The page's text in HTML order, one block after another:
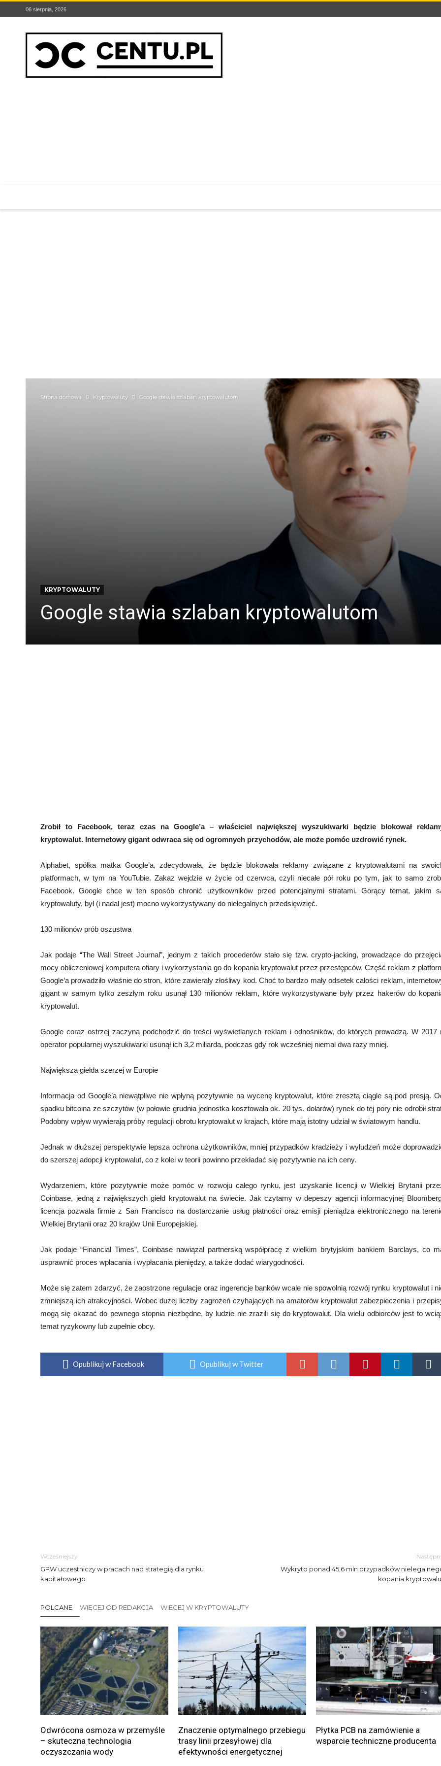
06 sierpnia, 2026
Strona domowa Kryptowaluty Google stawia szlaban kryptowalutom
KRYPTOWALUTY
Google stawia szlaban kryptowalutom
Zrobił to Facebook, teraz czas na Google’a – właściciel największej wyszukiwarki będzie blokował
kryptowalut. Internetowy gigant odwraca się od ogromnych przychodów, ale może pomóc uzdrowić rynek.
Alphabet, spółka matka Google’a, zdecydowała, że będzie blokowała reklamy związane z kryptowalutami na
platformach, w tym na YouTubie. Zakaz wejdzie w życie od czerwca, czyli niecałe pół roku po tym, jak to samo
Facebook. Google chce w ten sposób chronić użytkowników przed potencjalnymi stratami. Gorący temat, jakim
kryptowaluty, był (i nadal jest) mocno wykorzystywany do nielegalnych przedsięwzięć.
130 milionów prób oszustwa
Jak podaje “The Wall Street Journal”, jednym z takich procederów stało się tzw. crypto-jacking, prowadzące do
mocy obliczeniowej komputera ofiary i wykorzystania go do kopania kryptowalut przez przestępców. Część reklam z
Google’a prowadziło właśnie do stron, które zawierały złośliwy kod. Choć to bardzo mały odsetek całości reklam,
gigant w samym tylko zeszłym roku usunął 130 milionów reklam, które wykorzystywane były przez hakerów do
kryptowalut.
Google coraz ostrzej zaczyna podchodzić do treści wyświetlanych reklam i odnośników, do których prowadzą. W 2017
operator popularnej wyszukiwarki usunął ich 3,2 miliarda, podczas gdy rok wcześniej niemal dwa razy mniej.
Największa giełda szerzej w Europie
Informacja od Google’a niewątpliwe nie wpłyną pozytywnie na wycenę kryptowalut, które zresztą ciągle są pod presją.
spadku bitcoina ze szczytów (w połowie grudnia jednostka kosztowała ok. 20 tys. dolarów) rynek do tej pory nie odrobił
Podobny wpływ wywierają próby regulacji obrotu kryptowalut w krajach, które mają istotny udział w światowym handlu.
Jednak w dłuższej perspektywie lepsza ochrona użytkowników, mniej przypadków kradzieży i wyłudzeń może
do szerszej adopcji kryptowalut, co z kolei w teorii powinno przekładać się pozytywnie na ich ceny.
Wydarzeniem, które pozytywnie może pomóc w rozwoju całego rynku, jest uzyskanie licencji w Wielkiej Brytanii
Coinbase, jedną z największych giełd kryptowalut na świecie. Jak czytamy w depeszy agencji informacyjnej
licencja pozwala firmie z San Francisco na dostarczanie usług płatności oraz emisji pieniądza elektronicznego na
Wielkiej Brytanii oraz 20 krajów Unii Europejskiej.
Jak podaje “Financial Times”, Coinbase nawiązał partnerską współpracę z wielkim brytyjskim bankiem Barclays, co
usprawnić proces wpłacania i wypłacania pieniędzy, a także dodać wiarygodności.
Może się zatem zdarzyć, że zaostrzone regulacje oraz ingerencje banków wcale nie spowolnią rozwój rynku kryptowalut i
zmniejszą ich atrakcyjności. Wobec dużej liczby zagrożeń czyhających na amatorów kryptowalut zabezpieczenia i
mogą się okazać do pewnego stopnia niezbędne, by ludzie nie zrazili się do kryptowalut. Dla wielu odbiorców jest to
temat ryzykowny lub zupełnie obcy.
Opublikuj w Facebook Opublikuj w Twitter
Wcześniejszy
GPW uczestniczy w pracach nad strategią dla rynku
kapitałowego
Wykryto ponad 45,6 mln przypadków
kopania
POLCANE WIĘCEJ OD REDAKCJA WIECEJ W KRYPTOWALUTY
Odwrócona osmoza w przemyśle
– skuteczna technologia
oczyszczania wody
Znaczenie optymalnego przebiegu
trasy linii przesyłowej dla
efektywności energetycznej
Płytka PCB na zamówienie a
wsparcie techniczne producenta